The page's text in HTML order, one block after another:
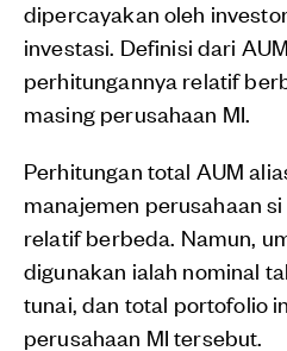
dipercayakan oleh
investasi. Definisi dari
perhitungannya relatif
masing perusahaan MI.
Perhitungan total AUM
manajemen perusahaan
relatif berbeda. Namun,
digunakan ialah nominal
tunai, dan total portofolio
perusahaan MI tersebut.